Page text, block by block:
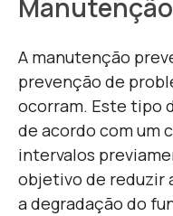
A manutenção
prevenção de
ocorram. Este tipo
de acordo com um
intervalos
objetivo de reduzir
a degradação do